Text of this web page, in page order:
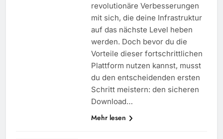
revolutionäre Verbesserungen
mit sich, die deine Infrastruktur
auf das nächste Level heben
werden. Doch bevor du die
Vorteile dieser fortschrittlichen
Plattform nutzen kannst, musst
du den entscheidenden ersten
Schritt meistern: den sicheren
Download…
Mehr lesen